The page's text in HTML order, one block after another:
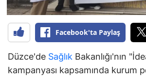
Bursa
Facebook'ta Paylaş
Düzce'de Sağlık Bakanlığı'nın
kampanyası kapsamında kurum